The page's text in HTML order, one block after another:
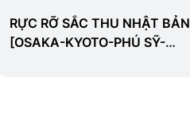
RỰC RỠ SẮC THU NHẬT BẢN
[OSAKA-KYOTO-PHÚ SỸ-